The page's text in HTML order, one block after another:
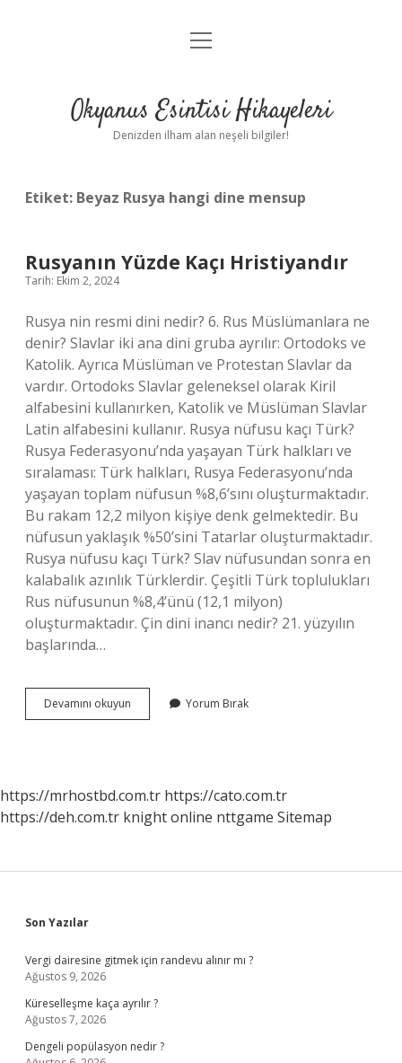
Anasayfa
Yasal Uyarı
menüyü
Okyanus Esintisi Hikayeleri
Denizden ilham alan neşeli bilgiler!
Etiket: Beyaz Rusya hangi dine mensup
Rusyanın Yüzde Kaçı Hristiyandır
Tarih: Ekim 2, 2024
Rusya nin resmi dini nedir? 6. Rus Müslümanlara ne
denir? Slavlar iki ana dini gruba ayrılır: Ortodoks ve
Katolik. Ayrıca Müslüman ve Protestan Slavlar da
vardır. Ortodoks Slavlar geleneksel olarak Kiril
alfabesini kullanırken, Katolik ve Müslüman Slavlar
Latin alfabesini kullanır. Rusya nüfusu kaçı Türk?
Rusya Federasyonu’nda yaşayan Türk halkları ve
sıralaması: Türk halkları, Rusya Federasyonu’nda
yaşayan toplam nüfusun %8,6’sını oluşturmaktadır.
Bu rakam 12,2 milyon kişiye denk gelmektedir. Bu
nüfusun yaklaşık %50’sini Tatarlar oluşturmaktadır.
Rusya nüfusu kaçı Türk? Slav nüfusundan sonra en
kalabalık azınlık Türklerdir. Çeşitli Türk toplulukları
Rus nüfusunun %8,4’ünü (12,1 milyon)
oluşturmaktadır. Çin dini inancı nedir? 21. yüzyılın
başlarında…
Devamını okuyun Rusyanın
Yüzde
Yorum Bırak
https://mrhostbd.com.tr https://cato.com.tr
https://deh.com.tr knight online nttgame Sitemap
Sidebar
Son Yazılar
Vergi dairesine gitmek için randevu alınır mı ?
Ağustos 9, 2026
Küreselleşme kaça ayrılır ?
Ağustos 7, 2026
Dengeli popülasyon nedir ?